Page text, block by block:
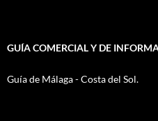
GUÍA COMERCIAL Y DE
Guía de Málaga - Costa del Sol.